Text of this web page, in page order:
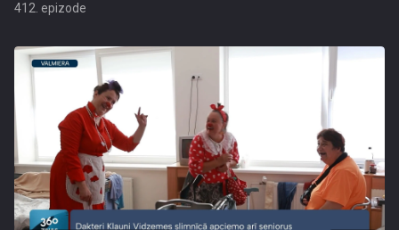
412. epizode